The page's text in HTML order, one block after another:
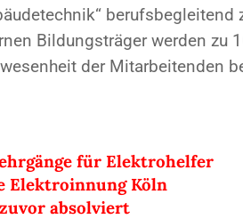
berufsbegleitend
Bildungsträger werden zu
der Mitarbeitenden
für Elektrohelfer
Elektroinnung Köln
absolviert